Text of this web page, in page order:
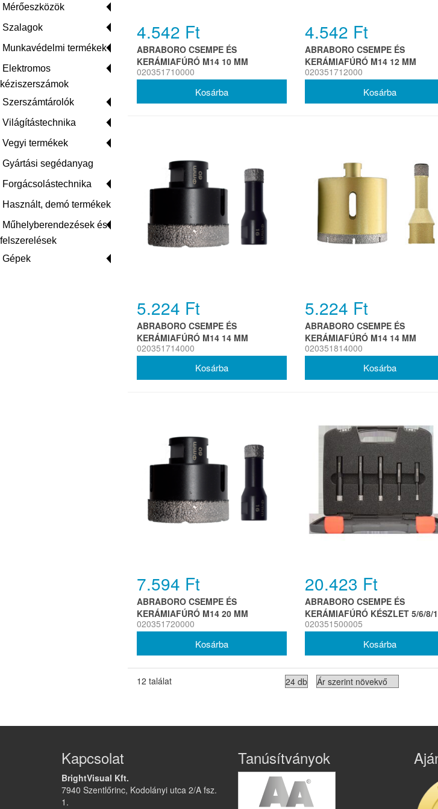
Mérőeszközök
Szalagok
Munkavédelmi termékek
Elektromos
kéziszerszámok
Szerszámtárolók
Világítástechnika
Vegyi termékek
Gyártási segédanyag
Forgácsolástechnika
Használt, demó termékek
Műhelyberendezések és
felszerelések
Gépek
4.542 Ft
ABRABORO CSEMPE ÉS
KERÁMIAFÚRÓ M14 10 MM
020351710000
4.542 Ft
ABRABORO CSEMPE ÉS
KERÁMIAFÚRÓ M14 12 MM
020351712000
5.224 Ft
ABRABORO CSEMPE ÉS
KERÁMIAFÚRÓ M14 14 MM
020351714000
5.224 Ft
ABRABORO CSEMPE ÉS
KERÁMIAFÚRÓ M14 14 MM
PREMIUM
020351814000
7.594 Ft
ABRABORO CSEMPE ÉS
KERÁMIAFÚRÓ M14 20 MM
020351720000
20.423 Ft
ABRABORO CSEMPE ÉS
KERÁMIAFÚRÓ KÉSZLET 5/6/8/
MM
020351500005
12 találat
Kapcsolat
BrightVisual Kft.
7940 Szentlőrinc, Kodolányi utca 2/A fsz.
1.
Tanúsítványok